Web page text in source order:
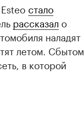
стало
рассказал о
наладят
летом. Сбытом
в которой